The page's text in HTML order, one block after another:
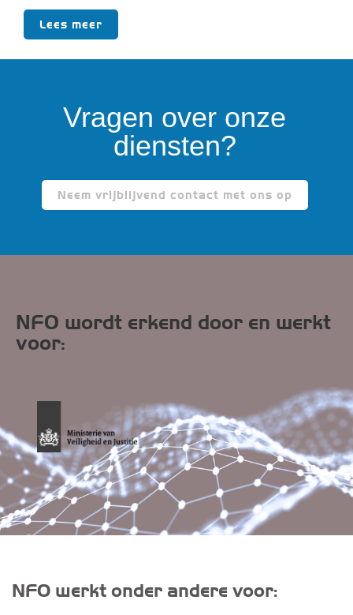
Lees meer
Vragen over onze
diensten?
Neem vrijblijvend contact met ons op
NFO wordt erkend door en werkt
voor:
NFO werkt onder andere voor: